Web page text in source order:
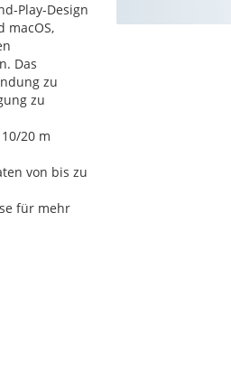
Play-Design
macOS,
Das
zu
zu
20 m
von bis zu
für mehr